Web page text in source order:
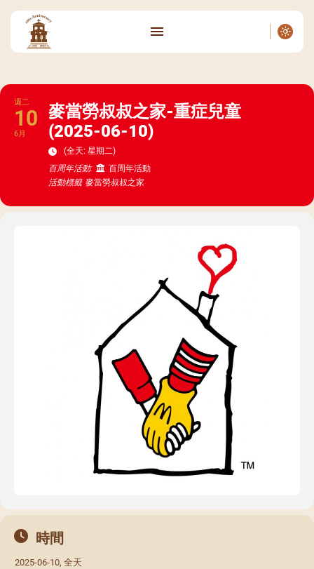
週二
10
6月
麥當勞叔叔之家-重症兒童
(2025-06-10)
(全天: 星期二)
百周年活動:
百周年活動
活動標籤 麥當勞叔叔之家
時間
2025-06-10, 全天